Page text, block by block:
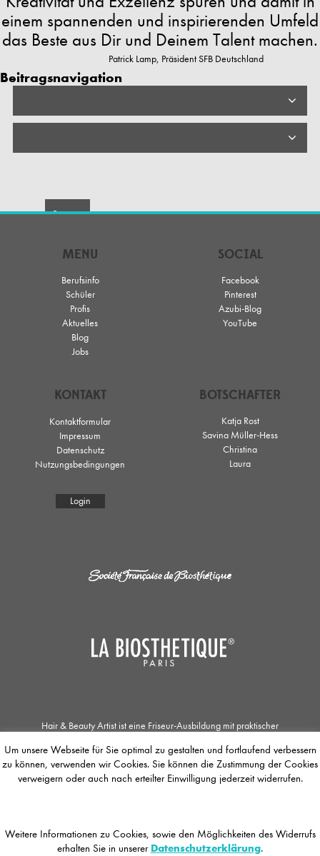
einem spannenden und inspirierenden Umfeld
das Beste aus Dir und Deinem Talent machen.
Patrick Lamp, Präsident SFB Deutschland
Beitragsnavigation
BERUFSINFO
MENU
Berufsinfo
Schüler
Profis
Aktuelles
Blog
Jobs
SOCIAL
Facebook
Pinterest
Azubi-Blog
YouTube
KONTAKT
Kontaktformular
Impressum
Datenschutz
Nutzungsbedingungen
Login
BOTSCHAFTER
Katja Rost
Savina Müller-Hess
Christina
Laura
Hair & Beauty Artist ist eine Friseur-Ausbildung mit praktischer
Make-up. Die Zusammenarbeit der Société Française de Biosthétique mit dem
Unternehmen La Biosthétique Paris ermöglicht Jobsuchenden einzigartige
Ausbildungs- und Weiterbildungsmöglichkeiten. Der / Die Auszubildende
bewerben, egal ob es sich um einen Ausbildungsplatz, eine Teilzeitstelle,
Vollzeitstelle oder ein Praktikum handelt. Auch für Quereinsteiger und
Um unsere Webseite für Sie optimal zu gestalten und fortlaufend verbessern
zu können, verwenden wir Cookies. Sie können die Zustimmung der Cookies
verweigern oder auch nach erteilter Einwilligung jederzeit widerrufen.
Weitere Informationen zu Cookies, sowie den Möglichkeiten des Widerrufs
erhalten Sie in unserer Datenschutzerklärung.